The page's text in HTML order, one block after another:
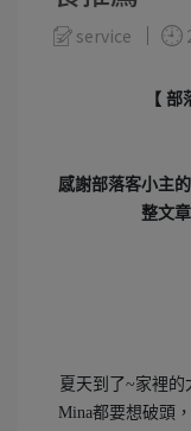
service
【
感謝部落客小主
整文
夏天到了~家裡
Mina都要想破頭